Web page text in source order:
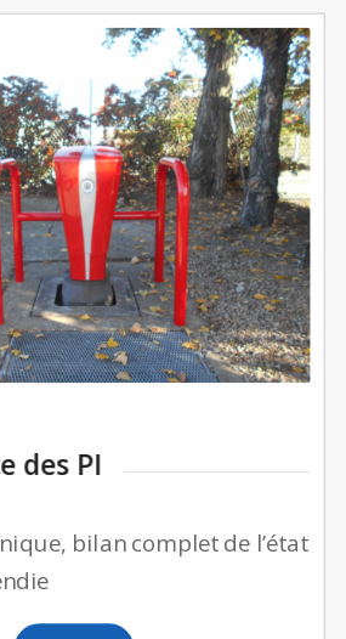
des PI
bilan complet de l’état